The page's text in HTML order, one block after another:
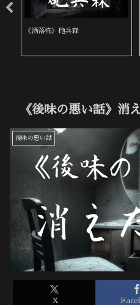
《洒落怖》身内と他人
《後味の悪い話》消
後味の悪い話
X